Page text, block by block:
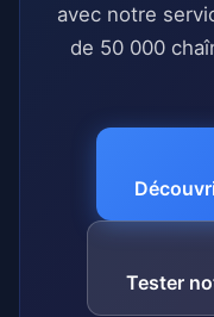
avec notre
de 50 000
Tester